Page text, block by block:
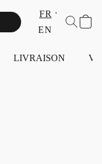
FR
EN
LIVRAISON